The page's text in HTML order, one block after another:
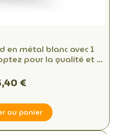
en métal blanc avec 1
pour la qualité et le
€
au panier